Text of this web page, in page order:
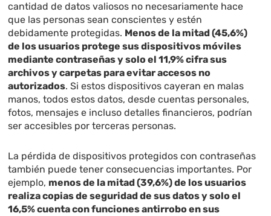
cantidad de datos valiosos no necesariamente hace
que las personas sean conscientes y estén
debidamente protegidas. Menos de la mitad (45,6%)
de los usuarios protege sus dispositivos móviles
mediante contraseñas y solo el 11,9% cifra sus
archivos y carpetas para evitar accesos no
autorizados. Si estos dispositivos cayeran en malas
manos, todos estos datos, desde cuentas personales,
fotos, mensajes e incluso detalles financieros, podrían
ser accesibles por terceras personas.
La pérdida de dispositivos protegidos con contraseñas
también puede tener consecuencias importantes. Por
ejemplo, menos de la mitad (39,6%) de los usuarios
realiza copias de seguridad de sus datos y solo el
16,5% cuenta con funciones antirrobo en sus